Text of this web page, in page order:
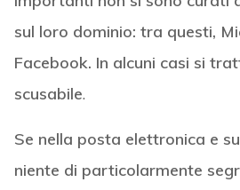
sul loro dominio: tra questi,
Facebook. In alcuni casi si
scusabile.
Se nella posta elettronica e
niente di particolarmente